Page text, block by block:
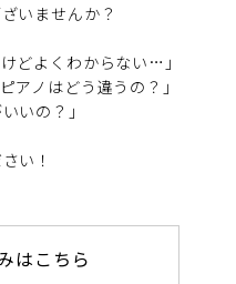
いませんか？
どよくわからない…」
アノはどう違うの？」
いの？」
い！
はこちら